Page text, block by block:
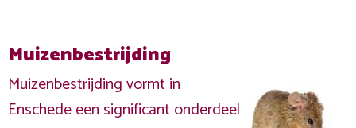
Muizenbestrijding
Muizenbestrijding vormt in
Enschede een significant onderdeel